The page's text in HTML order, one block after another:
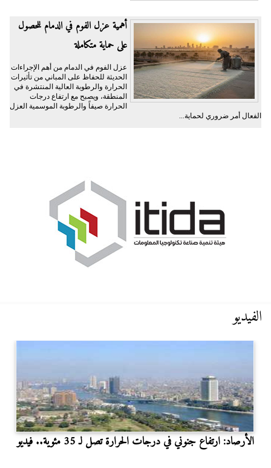
أهمية عزل الفوم في الدمام للحصول
على حماية متكاملة
عزل الفوم في الدمام من أهم الإجراءات
الحديثة للحفاظ على المباني من تأثيرات
الحرارة والرطوبة العالية المنتشرة في
المنطقة، ويصبح مع ارتفاع درجات
الحرارة صيفاً والرطوبة الموسمية العزل
الفعال أمر ضروري لحماية...
الفيديو
الأرصاد: ارتفاع جنوني في درجات الحرارة تصل لـ 35 مئوية.. فيديو